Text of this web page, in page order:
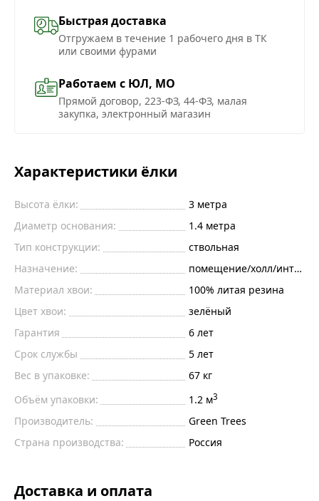
Быстрая доставка
Отгружаем в течение 1 рабочего дня в ТК
или своими фурами
Работаем с ЮЛ, МО
Прямой договор, 223-ФЗ, 44-ФЗ, малая
закупка, электронный магазин
Характеристики ёлки
Высота ёлки: 3 метра
Диаметр основания:
1.4 метра
Тип конструкции:
ствольная
Назначение:
помещение/холл/
Материал хвои:
100% литая резина
Цвет хвои:
зелёный
Гарантия
6 лет
Срок службы
5 лет
Вес в упаковке:
67 кг
Объём упаковки:
1.2 м3
Производитель:
Green Trees
Страна производства:
Россия
Доставка и оплата